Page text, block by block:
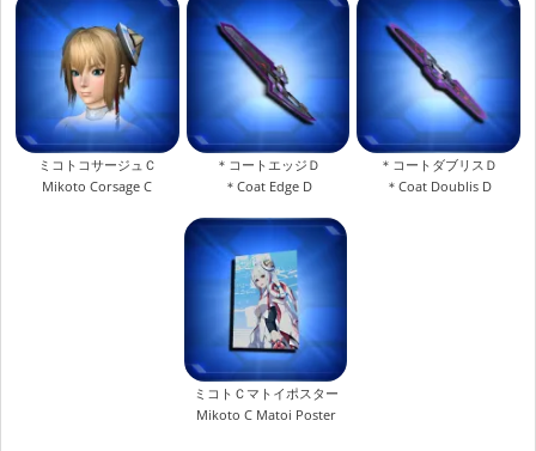
ミコトコサージュＣ
Mikoto Corsage C
＊コートエッジＤ
＊Coat Edge D
＊コートダブリスＤ
＊Coat Doublis D
ミコトＣマトイポスター
Mikoto C Matoi Poster